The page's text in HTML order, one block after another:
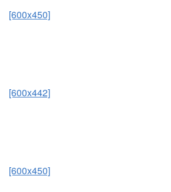
[600x450]
[600x442]
[600x450]